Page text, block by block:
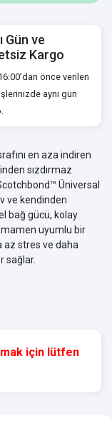
Gün ve
Kargo
önce verilen
aynı gün
en aza indiren
sızdırmaz
Üniversal
ve kendinden
bağ gücü, kolay
uyumlu bir
az stres ve daha
sağlar.
için lütfen